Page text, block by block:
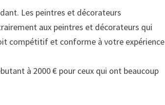
Les peintres et décorateurs
aux peintres et décorateurs qui
compétitif et conforme à votre expérience
à 2000 € pour ceux qui ont beaucoup